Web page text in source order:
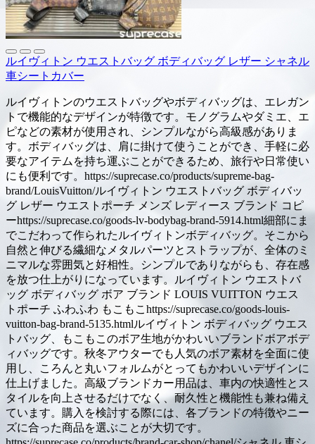
ルイヴィトン ウエストバッグ ボディバッグ レザー シャネル
車シートカバー
ルイヴィトンのウエストバッグやボディバッグは、エレガン
トで機能的なデザインが特徴です。モノグラムやダミエ、エ
ピなどの素材が使用され、シンプルながら高級感がありま
す。ボディバッグは、肩に掛けて使うことができ、手軽に必
要なアイテムを持ち運ぶことができるため、旅行や日常使い
にも便利です。https://suprecase.co/products/supreme-bag-
brand/LouisVuitton/ルイヴィトン ウエストバッグ ボディバッ
グ レザー ウエストポーチ メンズ レディース ブランド コピ
ーhttps://suprecase.co/goods-lv-bodybag-brand-5914.html細部にま
でこだわって作られたルイヴィトンボディバッグ。そこから
自然と伸びる繊細なメタルパーツとストラップが、全体のミ
ニマルな雰囲気と好相性。シンプルでありながらも、存在感
を放つ仕上がりになっています。ルイヴィトン ウエストバ
ッグ ボディバッグ ボア ブランド LOUIS VUITTON ウエス
トポーチ ふわふわ もこもこhttps://suprecase.co/goods-louis-
vuitton-bag-brand-5135.htmlルイヴィトン ボディバッグ ウエス
トバッグ、もこもこのボア生地がかわいいブランドボアボデ
ィバッグです。秋冬アウターでも人気のボア素材を全面に使
用し、ころんと丸いフォルムがとってもかわいいデザインに
仕上げました。高級ブランドカー用品は、車内の快適性とス
タイルを向上させるだけでなく、耐久性と機能性も兼ね備え
ています。購入を検討する際には、各ブランドの特徴やニー
ズに合った商品を選ぶことが大切です。